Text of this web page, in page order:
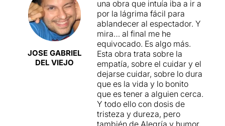
encontrado ni tampoco
comprendido. Y en su piel
tenemos a un Julio
Manriquepletórico,
felizmente recuperado para
la interpretación; unaAnna
Sahunmucho más luminosa
que en otras ocasiones, a
pesar de las dificultades del
personaje que interpreta; un
Pau Roca realmente
espléndido, alardeando de
JOSE GABRIEL
DEL VIEJO
una obra que intuía iba a ir a
por la lágrima fácil para
ablandecer al espectador. Y
mira… al final me he
equivocado. Es algo más.
Esta obra trata sobre la
empatía, sobre el cuidar y el
dejarse cuidar, sobre lo dura
que es la vida y lo bonito
que es tener a alguien cerca.
Y todo ello con dosis de
tristeza y dureza, pero
también de Alegría y humor.